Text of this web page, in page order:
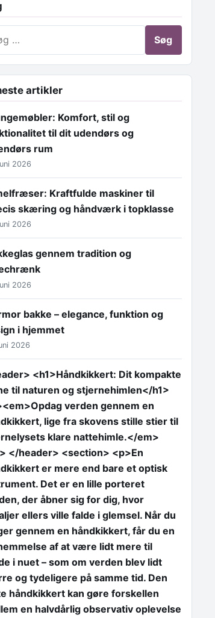
artikler
Komfort, stil og
til dit udendørs og
rum
2026
Kraftfulde maskiner til
skæring og håndværk i topklasse
2026
gennem tradition og
2026
bakke – elegance, funktion og
i hjemmet
2026
<h1>Håndkikkert: Dit kompakte
til naturen og stjernehimlen</h1>
verden gennem en
lige fra skovens stille stier til
klare nattehimle.</em>
</header> <section> <p>En
er mere end bare et optisk
Det er en lille porteret
der åbner sig for dig, hvor
ellers ville falde i glemsel. Når du
gennem en håndkikkert, får du en
af at være lidt mere til
i nuet – som om verden blev lidt
og tydeligere på samme tid. Den
håndkikkert kan gøre forskellen
en halvdårlig observativ oplevelse